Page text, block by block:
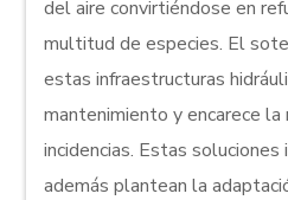
del aire convirtiéndose en
multitud de especies. El
estas infraestructuras
mantenimiento y encarece la
incidencias. Estas soluciones
además plantean la